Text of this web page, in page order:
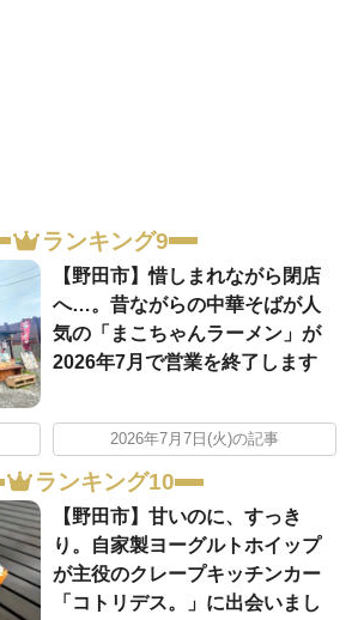
ランキング9
【野田市】惜しまれながら閉店
へ…。昔ながらの中華そばが人
気の「まこちゃんラーメン」が
2026年7月で営業を終了します
2026年7月7日(火)の記事
ランキング10
【野田市】甘いのに、すっき
り。自家製ヨーグルトホイップ
が主役のクレープキッチンカー
「コトリデス。」に出会いまし